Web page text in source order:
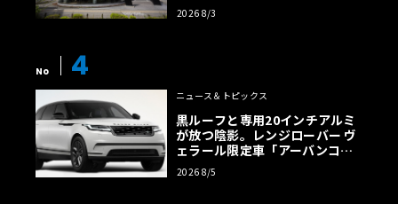
店」がリニューアル
2026 8/3
No 4
ニュース＆トピックス
黒ルーフと専用20インチアルミ
が放つ陰影。レンジローバー ヴ
ェラール限定車「アーバンコン
トラスト・エディション」登場
2026 8/5